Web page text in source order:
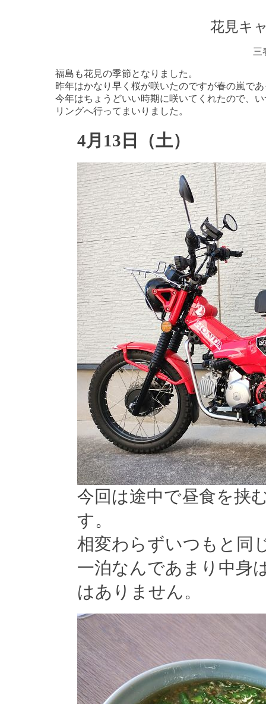
花見キ
三
福島も花見の季節となりました。
昨年はかなり早く桜が咲いたのですが春の嵐で
今年はちょうどいい時期に咲いてくれたので、
リングへ行ってまいりました。
4月13日（土）
今回は途中で昼食を挟
す。
相変わらずいつもと同
一泊なんであまり中身
はありません。